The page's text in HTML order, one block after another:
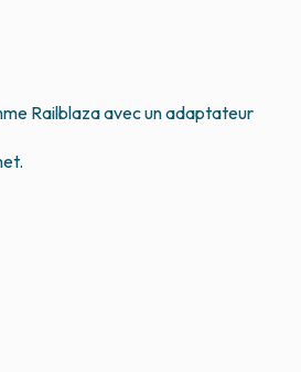
Railblaza avec un adaptateur